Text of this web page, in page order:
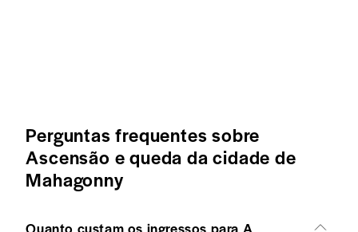
Perguntas frequentes sobre
Ascensão e queda da cidade de
Mahagonny